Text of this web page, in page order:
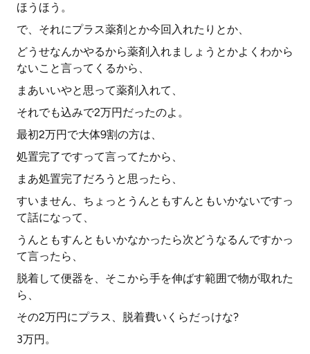
ほうほう。
で、それにプラス薬剤とか今回入れたりとか、
どうせなんかやるから薬剤入れましょうとかよくわから
ないこと言ってくるから、
まあいいやと思って薬剤入れて、
それでも込みで2万円だったのよ。
最初2万円で大体9割の方は、
処置完了ですって言ってたから、
まあ処置完了だろうと思ったら、
すいません、ちょっとうんともすんともいかないですっ
て話になって、
うんともすんともいかなかったら次どうなるんですかっ
て言ったら、
脱着して便器を、そこから手を伸ばす範囲で物が取れた
ら、
その2万円にプラス、脱着費いくらだっけな?
3万円。